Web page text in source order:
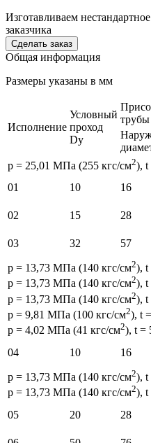
Изготавливаем
заказчика
Cделать заказ
Общая информация
Размеры указаны в мм
Исполнение
Условный
проход
Dу
трубы
p = 25,01 МПа (255 кгс/см2), t
01
10 16
02 15 28
03 32 57
p = 13,73 МПа (140 кгс/см2), t
p = 13,73 МПа (140 кгс/см2), t
p = 13,73 МПа (140 кгс/см2), t
p = 9,81 МПа (100 кгс/см2), t
p = 4,02 МПа (41 кгс/см2), t =
04
10 16
p = 13,73 МПа (140 кгс/см2), t
p = 13,73 МПа (140 кгс/см2), t
05
20 28